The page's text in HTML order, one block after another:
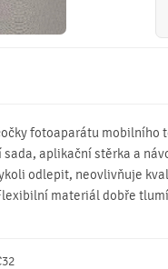
fotoaparátu mobilního
aplikační stěrka a
odlepit, neovlivňuje
materiál dobře